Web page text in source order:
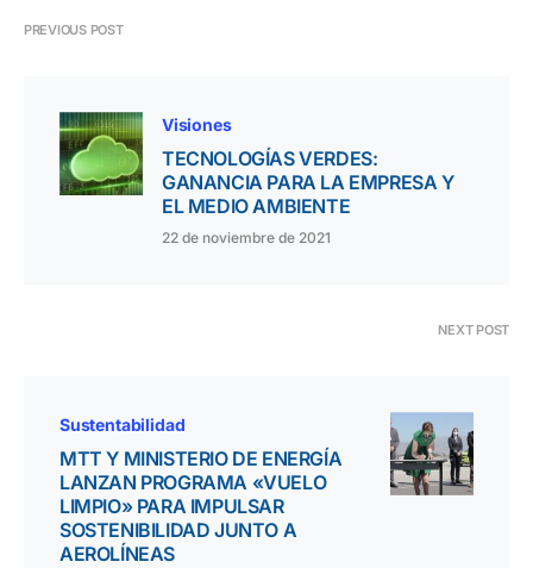
PREVIOUS POST
Visiones
TECNOLOGÍAS VERDES:
GANANCIA PARA LA EMPRESA Y
EL MEDIO AMBIENTE
22 de noviembre de 2021
NEXT POST
Sustentabilidad
MTT Y MINISTERIO DE ENERGÍA
LANZAN PROGRAMA «VUELO
LIMPIO» PARA IMPULSAR
SOSTENIBILIDAD JUNTO A
AEROLÍNEAS